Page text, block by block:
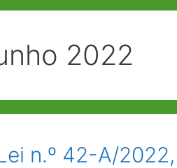
2022
n.º 42-A/